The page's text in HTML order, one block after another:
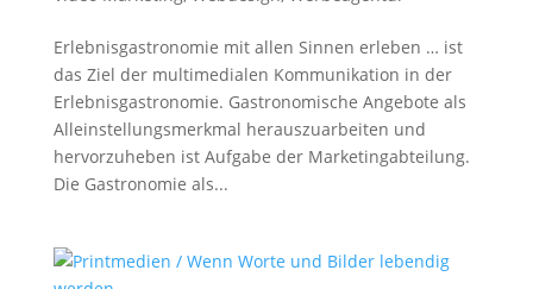
Erlebnisgastronomie mit allen Sinnen erleben … ist
das Ziel der multimedialen Kommunikation in der
Erlebnisgastronomie. Gastronomische Angebote als
Alleinstellungsmerkmal herauszuarbeiten und
hervorzuheben ist Aufgabe der Marketingabteilung.
Die Gastronomie als...